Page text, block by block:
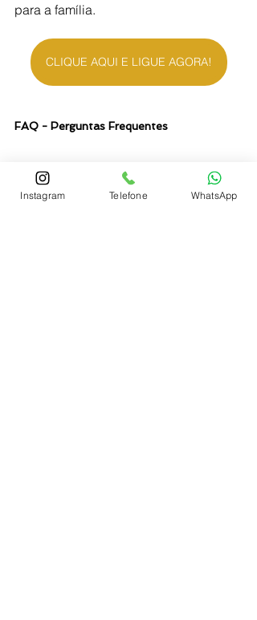
para a família.
CLIQUE AQUI E LIGUE AGORA!
FAQ - Perguntas Frequentes
1. Posso perder o BPC/LOAS por
causa do CadÚnico?
Instagram Telefone WhatsApp